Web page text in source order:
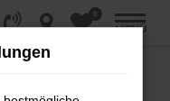
0
MENÜ